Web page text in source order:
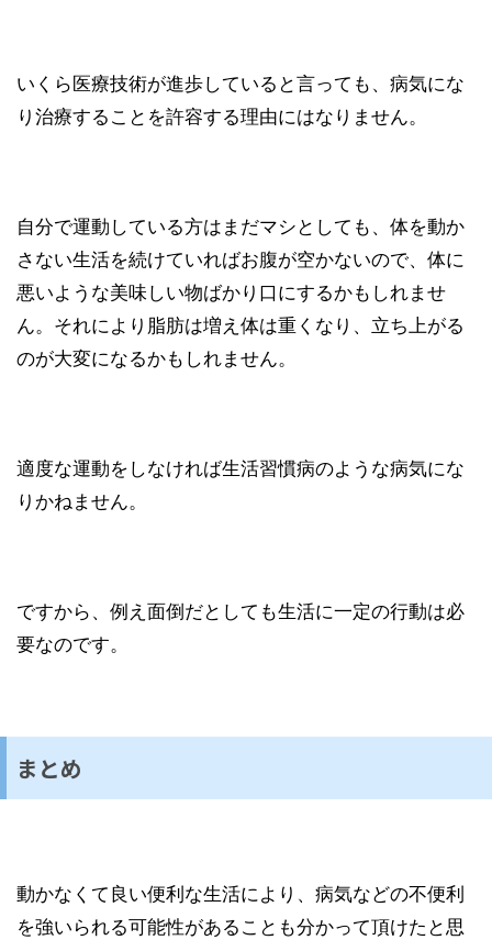
いくら医療技術が進歩していると言っても、病気にな
り治療することを許容する理由にはなりません。
自分で運動している方はまだマシとしても、体を動か
さない生活を続けていればお腹が空かないので、体に
悪いような美味しい物ばかり口にするかもしれませ
ん。それにより脂肪は増え体は重くなり、立ち上がる
のが大変になるかもしれません。
適度な運動をしなければ生活習慣病のような病気にな
りかねません。
ですから、例え面倒だとしても生活に一定の行動は必
要なのです。
まとめ
動かなくて良い便利な生活により、病気などの不便利
を強いられる可能性があることも分かって頂けたと思